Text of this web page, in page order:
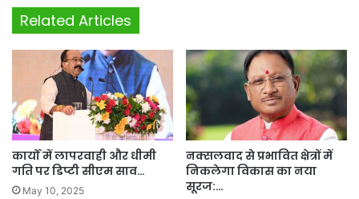
Related Articles
कार्यों में लापरवाही और धीमी
गति पर डिप्टी सीएम साव…
May 10, 2025
नक्सलवाद से प्रभावित क्षेत्रों में
निकलेगा विकास का नया
सूरज:…